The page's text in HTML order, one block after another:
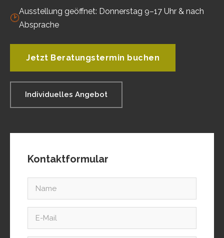
🕑
Ausstellung geöffnet: Donnerstag 9–17 Uhr & nach
Absprache
Jetzt Beratungstermin buchen
Individuelles Angebot
Kontaktformular